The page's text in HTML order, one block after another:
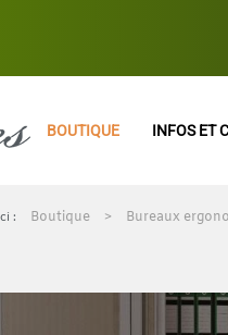
BOUTIQUE INFOS ET
Boutique Bureaux